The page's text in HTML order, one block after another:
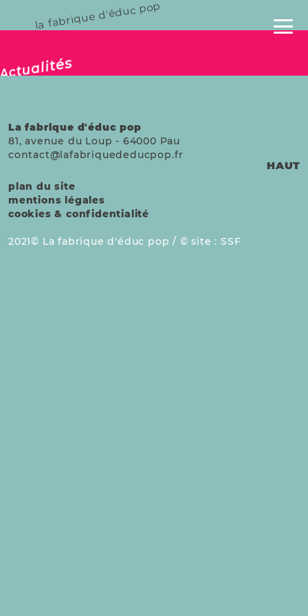
la fabrique d'éduc pop
publié le 20 janv. 2026
La fabrique d'éduc pop
81, avenue du Loup - 64000 Pau
contact@lafabriquededucpop.fr
plan du site
mentions légales
cookies & confidentialité
2021 La fabrique d'éduc pop / site :SSF
HAUT